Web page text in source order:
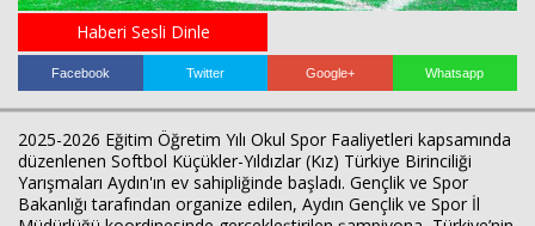
Haberi Sesli Dinle
Facebook Twitter Google+ Whatsapp
2025-2026 Eğitim Öğretim Yılı Okul Spor Faaliyetleri kapsamında
düzenlenen Softbol Küçükler-Yıldızlar (Kız) Türkiye Birinciliği
Yarışmaları Aydın'ın ev sahipliğinde başladı. Gençlik ve Spor
Bakanlığı tarafından organize edilen, Aydın Gençlik ve Spor İl